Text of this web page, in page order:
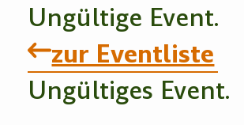
Ungültige Event.
zur Eventliste
Ungültiges Event.